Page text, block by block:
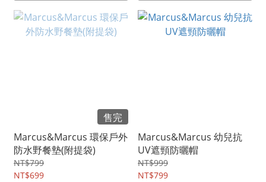
售完
Marcus&Marcus 環保戶外
防水野餐墊(附提袋)
NT$799
NT$699
Marcus&Marcus 幼兒抗
UV遮頸防曬帽
NT$999
NT$799